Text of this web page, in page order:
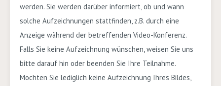
werden. Sie werden darüber informiert, ob und wann
solche Aufzeichnungen stattfinden, z.B. durch eine
Anzeige während der betreffenden Video-Konferenz.
Falls Sie keine Aufzeichnung wünschen, weisen Sie uns
bitte darauf hin oder beenden Sie Ihre Teilnahme.
Möchten Sie lediglich keine Aufzeichnung Ihres Bildes,